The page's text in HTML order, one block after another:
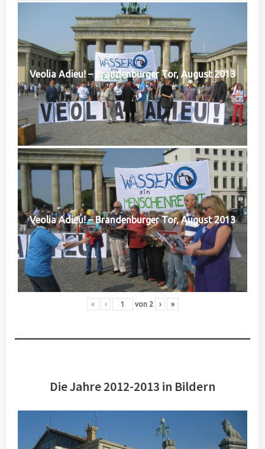
Veolia Adieu! – Brandenburger Tor, August 2013
Veolia Adieu! – Brandenburger Tor, August 2013
« ‹ von 2 › »
Die Jahre 2012-2013 in Bildern